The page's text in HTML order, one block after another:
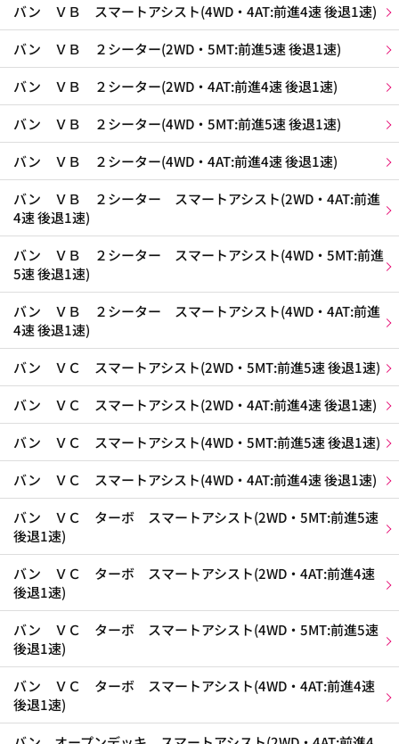
バン ＶＢ スマートアシスト(4WD・4AT:前進4速 後退1速)
バン ＶＢ ２シーター(2WD・5MT:前進5速 後退1速)
バン ＶＢ ２シーター(2WD・4AT:前進4速 後退1速)
バン ＶＢ ２シーター(4WD・5MT:前進5速 後退1速)
バン ＶＢ ２シーター(4WD・4AT:前進4速 後退1速)
バン ＶＢ ２シーター スマートアシスト(2WD・4AT:前進
4速 後退1速)
バン ＶＢ ２シーター スマートアシスト(4WD・5MT:前進
5速 後退1速)
バン ＶＢ ２シーター スマートアシスト(4WD・4AT:前進
4速 後退1速)
バン ＶＣ スマートアシスト(2WD・5MT:前進5速 後退1速)
バン ＶＣ スマートアシスト(2WD・4AT:前進4速 後退1速)
バン ＶＣ スマートアシスト(4WD・5MT:前進5速 後退1速)
バン ＶＣ スマートアシスト(4WD・4AT:前進4速 後退1速)
バン ＶＣ ターボ スマートアシスト(2WD・5MT:前進5速
後退1速)
バン ＶＣ ターボ スマートアシスト(2WD・4AT:前進4速
後退1速)
バン ＶＣ ターボ スマートアシスト(4WD・5MT:前進5速
後退1速)
バン ＶＣ ターボ スマートアシスト(4WD・4AT:前進4速
後退1速)